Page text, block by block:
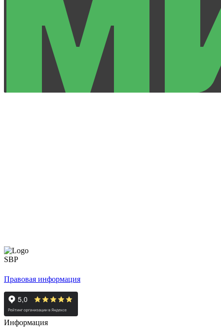
Правовая информация
Информация